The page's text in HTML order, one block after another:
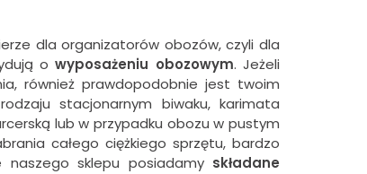
dla organizatorów obozów, czyli dla
owyposażeniu obozowym. Jeżeli
również prawdopodobnie jest twoim
stacjonarnym biwaku, karimata
lub w przypadku obozu w pustym
całego ciężkiego sprzętu, bardzo
naszego sklepu posiadamy składane